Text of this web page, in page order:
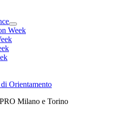
Week
Orientamento